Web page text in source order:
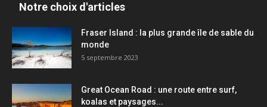
Notre choix d'articles
Fraser Island : la plus grande île de sable du
monde
5 septembre 2023
Great Ocean Road : une route entre surf,
koalas et paysages...